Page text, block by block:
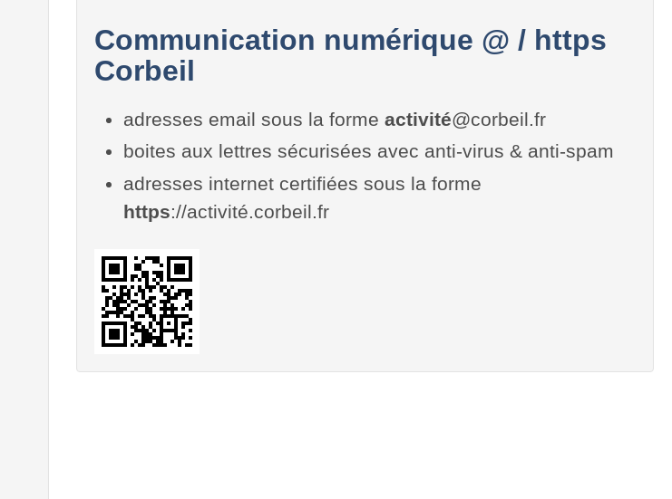
Communication numérique @ / https
Corbeil
adresses email sous la forme activité@corbeil.fr
boites aux lettres sécurisées avec anti-virus & anti-spam
adresses internet certifiées sous la forme
https://activité.corbeil.fr